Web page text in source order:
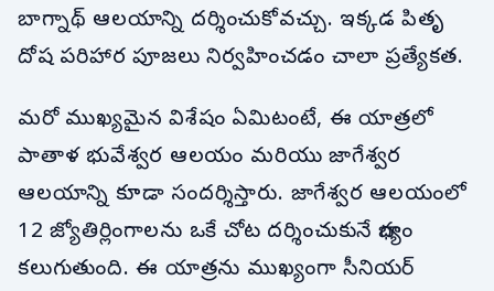
బాగ్నాథ్ ఆలయాన్ని దర్శించుకోవచ్చు. ఇక్కడ పితృ
దోష పరిహార పూజలు నిర్వహించడం చాలా ప్రత్యేకత.
మరో ముఖ్యమైన విశేషం ఏమిటంటే, ఈ యాత్రలో
పాతాళ భువేశ్వర ఆలయం మరియు జాగేశ్వర
ఆలయాన్ని కూడా సందర్శిస్తారు. జాగేశ్వర ఆలయంలో
12 జ్యోతిర్లింగాలను ఒకే చోట దర్శించుకునే భాగ్యం
కలుగుతుంది. ఈ యాత్రను ముఖ్యంగా సీనియర్